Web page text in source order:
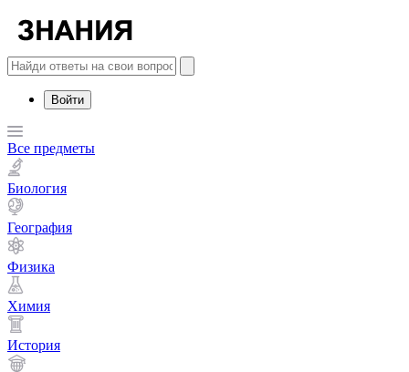
Войти
Все предметы
Биология
География
Физика
Химия
История